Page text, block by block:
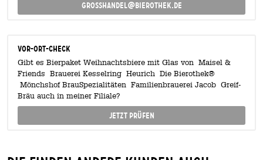
grosshandel@bierothek.de
Vor-Ort-Check
Gibt es Bierpaket Weihnachtsbiere mit Glas von Maisel &
Friends Brauerei Kesselring Heurich Die Bierothek®
Mönchshof BrauSpezialitäten Familienbrauerei Jacob Greif-
Bräu auch in meiner Filiale?
Jetzt prüfen